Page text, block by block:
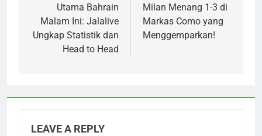
Utama Bahrain
Malam Ini: Jalalive
Ungkap Statistik dan
Head to Head
Milan Menang 1-3 di
Markas Como yang
Menggemparkan!
LEAVE A REPLY